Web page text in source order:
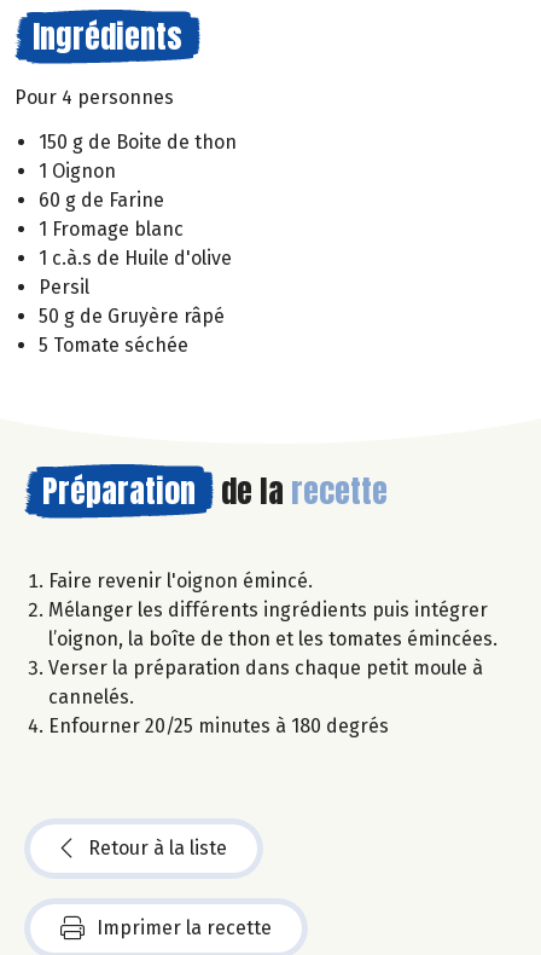
Ingrédients
Pour 4 personnes
150 g de Boite de thon
1 Oignon
60 g de Farine
1 Fromage blanc
1 c.à.s de Huile d'olive
Persil
50 g de Gruyère râpé
5 Tomate séchée
Préparation de la recette
Faire revenir l'oignon émincé.
Mélanger les différents ingrédients puis intégrer
l’oignon, la boîte de thon et les tomates émincées.
Verser la préparation dans chaque petit moule à
cannelés.
Enfourner 20/25 minutes à 180 degrés
Retour à la liste
Imprimer la recette